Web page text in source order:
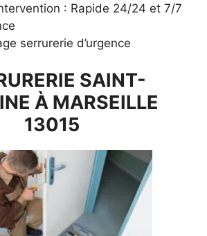
: Rapide 24/24 et 7/7
serrurerie d’urgence
SAINT-
À MARSEILLE
13015